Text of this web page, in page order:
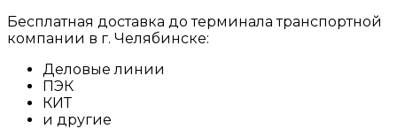
Бесплатная доставка до терминала транспортной
компании в г. Челябинске:
Деловые линии
ПЭК
КИТ
и другие